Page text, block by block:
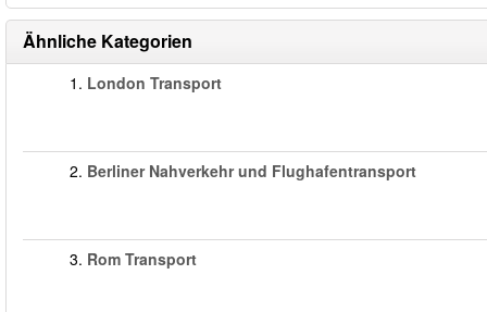
Ähnliche Kategorien
1. London Transport
2. Berliner Nahverkehr und Flughafentransport
3. Rom Transport